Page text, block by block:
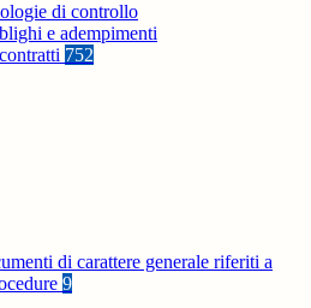
di controllo
e adempimenti
752
di carattere generale riferiti a
9